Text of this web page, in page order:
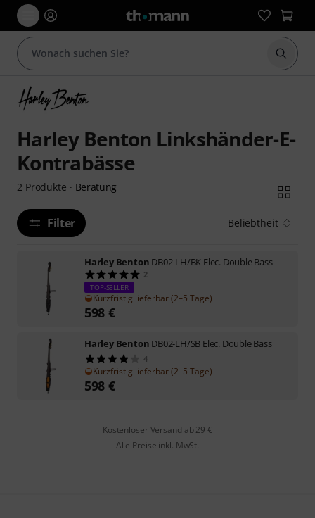
Suche
Harley Benton Linkshänder-E-
Kontrabässe
2 Produkte · Beratung
Filter Beliebtheit
Harley Benton DB02-LH/BK Elec. Double Bass
2
TOP-SELLER
Kurzfristig lieferbar (2–5 Tage)
598 €
Harley Benton DB02-LH/SB Elec. Double Bass
4
Kurzfristig lieferbar (2–5 Tage)
598 €
Kostenloser Versand ab 29 €
Alle Preise inkl. MwSt.